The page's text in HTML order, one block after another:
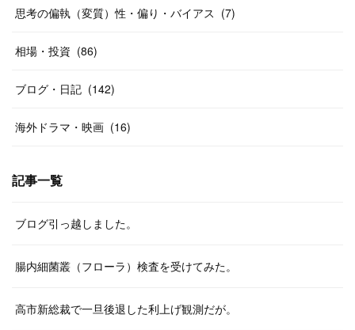
思考の偏執（変質）性・偏り・バイアス (7)
相場・投資 (86)
ブログ・日記 (142)
海外ドラマ・映画 (16)
記事一覧
ブログ引っ越しました。
腸内細菌叢（フローラ）検査を受けてみた。
高市新総裁で一旦後退した利上げ観測だが。